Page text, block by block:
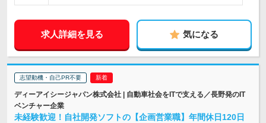
求人詳細を見る 気になる
志望動機・自己PR不要
ディーアイシージャパン株式会社 | 自動車社会をITで支える／長野発のIT
ベンチャー企業
未経験歓迎！自社開発ソフトの【企画営業職】年間休日120日